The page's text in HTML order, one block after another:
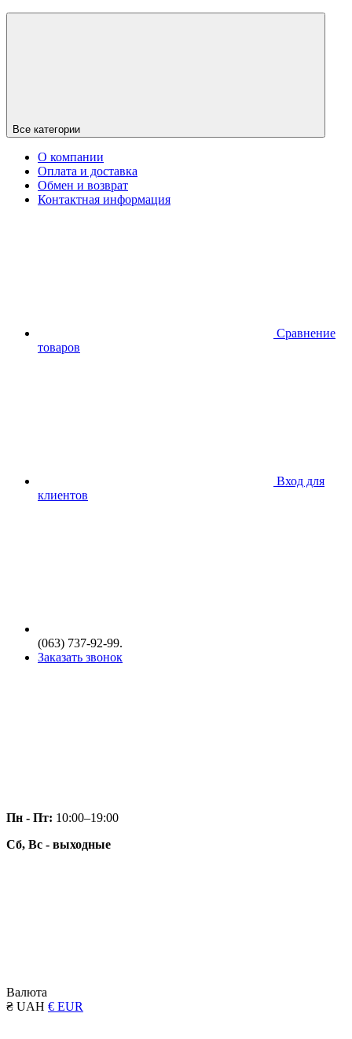
Все категории
О компании
Оплата и доставка
Обмен и возврат
Контактная информация
Сравнение
товаров
Вход для
клиентов
(063) 737-92-99.
Заказать звонок
Пн - Пт: 10:00–19:00
Сб, Вс - выходные
Валюта
₴ UAH € EUR